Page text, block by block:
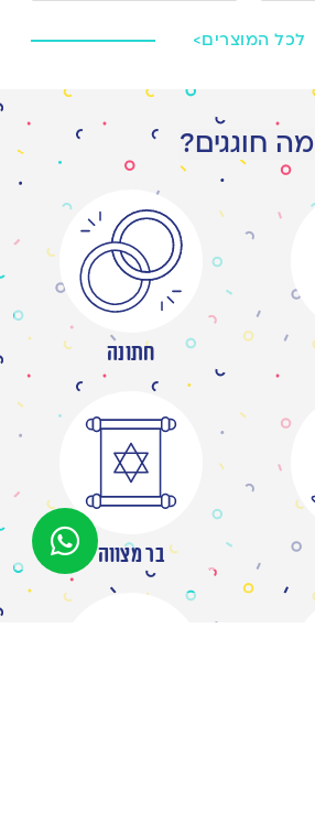
לכל המוצרים>
מה חוגגים?
חתונה
בר מצווה